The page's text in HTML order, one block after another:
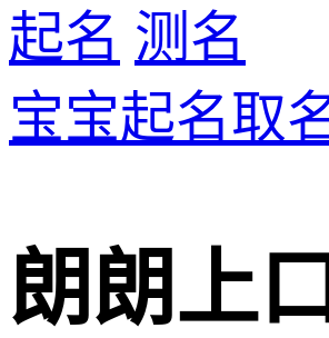
起名 测名
宝宝起名取
朗朗上